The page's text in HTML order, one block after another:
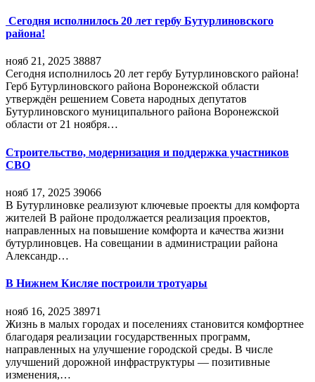
Сегодня исполнилось 20 лет гербу Бутурлиновского
района!
нояб 21, 2025 38887
Сегодня исполнилось 20 лет гербу Бутурлиновского района!
Герб Бутурлиновского района Воронежской области
утверждён решением Совета народных депутатов
Бутурлиновского муниципального района Воронежской
области от 21 ноября…
Строительство, модернизация и поддержка участников
СВО
нояб 17, 2025 39066
В Бутурлиновке реализуют ключевые проекты для комфорта
жителей В районе продолжается реализация проектов,
направленных на повышение комфорта и качества жизни
бутурлиновцев. На совещании в администрации района
Александр…
В Нижнем Кисляе построили тротуары
нояб 16, 2025 38971
Жизнь в малых городах и поселениях становится комфортнее
благодаря реализации государственных программ,
направленных на улучшение городской среды. В числе
улучшений дорожной инфраструктуры — позитивные
изменения,…